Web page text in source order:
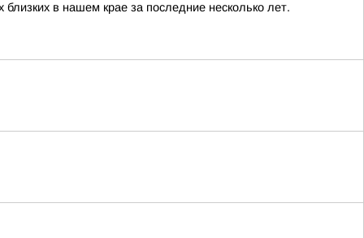
в нашем крае за последние несколько лет.